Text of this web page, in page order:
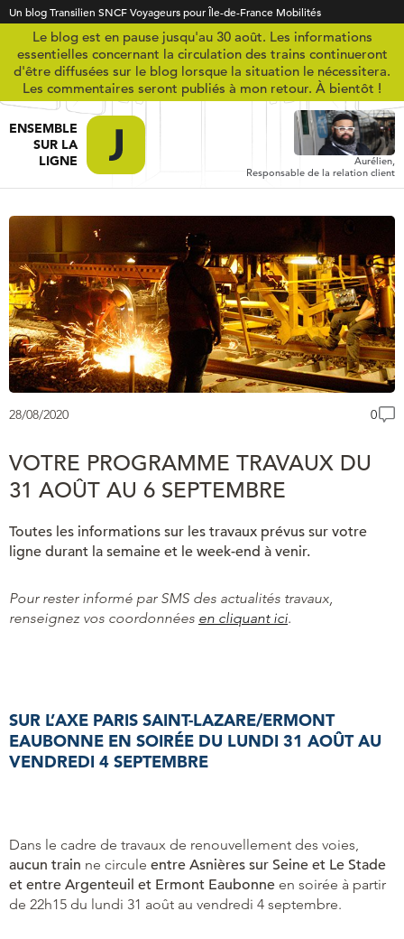
Un blog Transilien SNCF Voyageurs pour Île-de-France Mobilités
Le blog est en pause jusqu'au 30 août. Les informations
essentielles concernant la circulation des trains continueront
d'être diffusées sur le blog lorsque la situation le nécessitera.
Les commentaires seront publiés à mon retour. À bientôt !
ENSEMBLE
SUR LA
LIGNE
Aurélien,
Responsable de la relation client
28/08/2020 0
VOTRE PROGRAMME TRAVAUX DU
31 AOÛT AU 6 SEPTEMBRE
Toutes les informations sur les travaux prévus sur votre
ligne durant la semaine et le week-end à venir.
Pour rester informé par SMS des actualités travaux,
renseignez vos coordonnées en cliquant ici.
SUR L’AXE PARIS SAINT-LAZARE/ERMONT
EAUBONNE EN SOIRÉE DU LUNDI 31 AOÛT AU
VENDREDI 4 SEPTEMBRE
Dans le cadre de travaux de renouvellement des voies,
aucun train ne circule entre Asnières sur Seine et Le Stade
et entre Argenteuil et Ermont Eaubonne en soirée à partir
de 22h15 du lundi 31 août au vendredi 4 septembre.